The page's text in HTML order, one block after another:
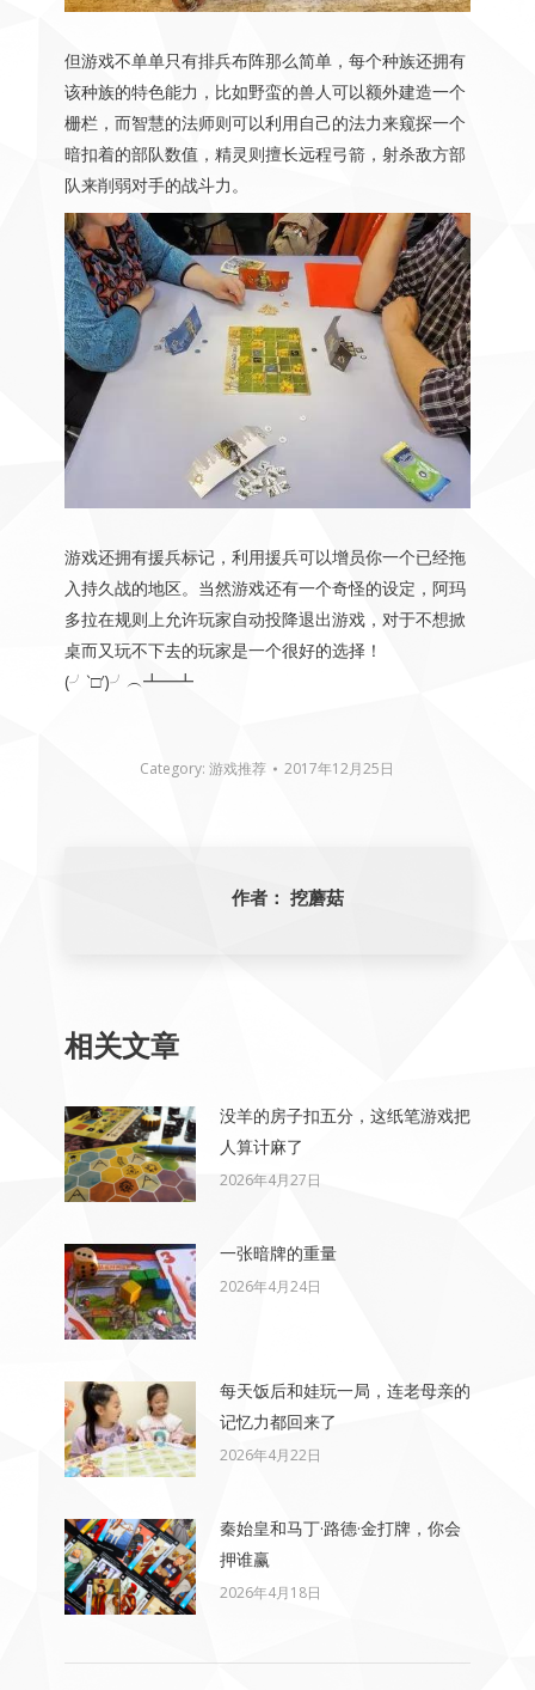
但游戏不单单只有排兵布阵那么简单，每个种族还拥有
该种族的特色能力，比如野蛮的兽人可以额外建造一个
栅栏，而智慧的法师则可以利用自己的法力来窥探一个
暗扣着的部队数值，精灵则擅长远程弓箭，射杀敌方部
队来削弱对手的战斗力。
游戏还拥有援兵标记，利用援兵可以增员你一个已经拖
入持久战的地区。当然游戏还有一个奇怪的设定，阿玛
多拉在规则上允许玩家自动投降退出游戏，对于不想掀
桌而又玩不下去的玩家是一个很好的选择！
(╯‵□′)╯︵┻━┻
Category:游戏推荐 2017年12月25日
作者： 挖蘑菇
相关文章
没羊的房子扣五分，这纸笔游戏把
人算计麻了
2026年4月27日
一张暗牌的重量
2026年4月24日
每天饭后和娃玩一局，连老母亲的
记忆力都回来了
2026年4月22日
秦始皇和马丁·路德·金打牌，你会
押谁赢
2026年4月18日